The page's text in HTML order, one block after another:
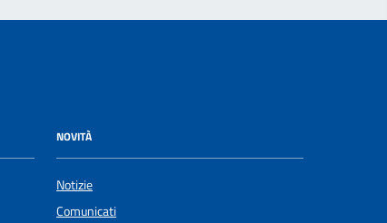
NOVITÀ
Notizie
Comunicati